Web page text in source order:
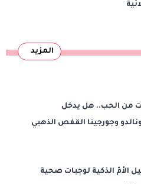
المزيد
سنوات من الحب.. هل يدخل
وجورجينا القفص الذهبي
الأمّ الذكية لوجبات صحية